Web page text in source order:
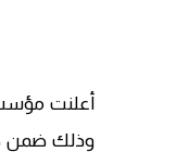
وذلك ضمن